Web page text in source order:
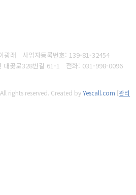
광래 사업자등록번호: 139-81-32454
대곶로328번길 61-1 전화: 031-998-0096
rights reserved. Created byYescall.com [관리